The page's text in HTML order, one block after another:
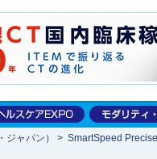
ャパン） > SmartSpeed